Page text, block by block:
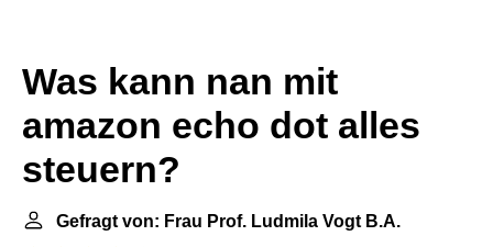
Was kann nan mit
amazon echo dot alles
steuern?
Gefragt von: Frau Prof. Ludmila Vogt B.A.